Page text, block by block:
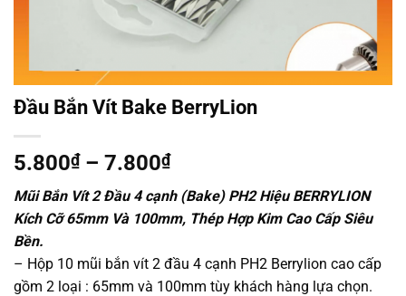
Đầu Bắn Vít Bake BerryLion
5.800₫ – 7.800₫Khoảng
giá:
từ
5.800₫
7.800₫
Mũi Bắn Vít 2 Đầu 4 cạnh (Bake) PH2 Hiệu BERRYLION
Kích Cỡ 65mm Và 100mm, Thép Hợp Kim Cao Cấp Siêu
Bền.
– Hộp 10 mũi bắn vít 2 đầu 4 cạnh PH2 Berrylion cao cấp
gồm 2 loại : 65mm và 100mm tùy khách hàng lựa chọn.